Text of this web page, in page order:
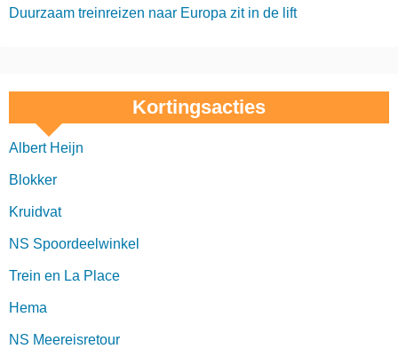
Duurzaam treinreizen naar Europa zit in de lift
Kortingsacties
Albert Heijn
Blokker
Kruidvat
NS Spoordeelwinkel
Trein en La Place
Hema
NS Meereisretour